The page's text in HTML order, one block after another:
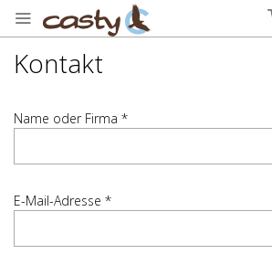
Kontakt
Name oder Firma *
E-Mail-Adresse *